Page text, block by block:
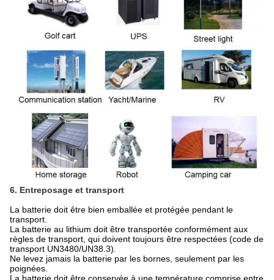
6. Entreposage et transport
La batterie doit être bien emballée et protégée pendant le
transport.
La batterie au lithium doit être transportée conformément aux
règles de transport, qui doivent toujours être respectées (code de
transport UN3480/UN38.3).
Ne levez jamais la batterie par les bornes, seulement par les
poignées.